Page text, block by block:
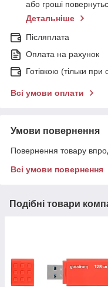
або гроші
Детальніше
Післяплата
Оплата на рахунок
Готівкою (тільки при
Всі умови оплати
Умови повернення
Повернення товару
Всі умови повернення
Подібні товари